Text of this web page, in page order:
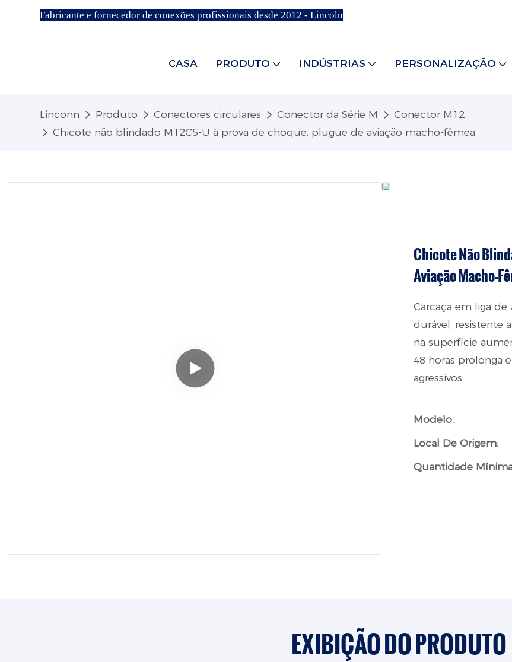
Fabricante e fornecedor de conexões profissionais desde 2012 - Lincoln
CASA PRODUTO INDÚSTRIAS PERSONALIZAÇÃO
Linconn Produto Conectores circulares Conector da Série M
Conector M12
Chicote não blindado M12C5-U à prova de choque, plugue de aviação macho-fêmea
Chicote Não
Aviação Macho-
Carcaça em liga
durável, resistente
na superfície
48 horas prolonga
agressivos.
Modelo:
Local De Origem:
Quantidade
EXIBIÇÃO DO PRODUTO